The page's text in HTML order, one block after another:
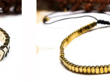
Αυτό
έχει